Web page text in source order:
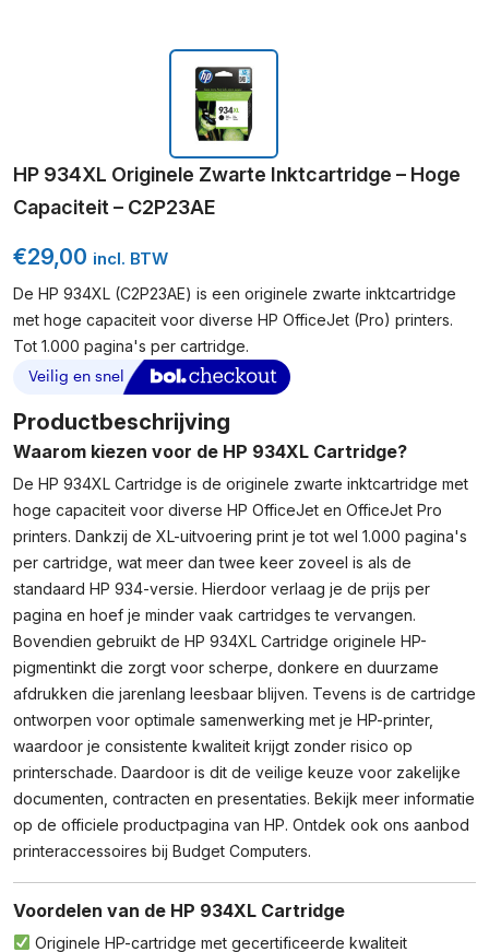
HP 934XL Originele Zwarte Inktcartridge – Hoge
Capaciteit – C2P23AE
€29,00 incl. BTW
De HP 934XL (C2P23AE) is een originele zwarte inktcartridge
met hoge capaciteit voor diverse HP OfficeJet (Pro) printers.
Tot 1.000 pagina's per cartridge.
Productbeschrijving
Waarom kiezen voor de HP 934XL Cartridge?
De HP 934XL Cartridge is de originele zwarte inktcartridge met
hoge capaciteit voor diverse HP OfficeJet en OfficeJet Pro
printers. Dankzij de XL-uitvoering print je tot wel 1.000 pagina's
per cartridge, wat meer dan twee keer zoveel is als de
standaard HP 934-versie. Hierdoor verlaag je de prijs per
pagina en hoef je minder vaak cartridges te vervangen.
Bovendien gebruikt de HP 934XL Cartridge originele HP-
pigmentinkt die zorgt voor scherpe, donkere en duurzame
afdrukken die jarenlang leesbaar blijven. Tevens is de cartridge
ontworpen voor optimale samenwerking met je HP-printer,
waardoor je consistente kwaliteit krijgt zonder risico op
printerschade. Daardoor is dit de veilige keuze voor zakelijke
documenten, contracten en presentaties. Bekijk meer informatie
op de officiele productpagina van HP. Ontdek ook ons aanbod
printeraccessoires bij Budget Computers.
Voordelen van de HP 934XL Cartridge
Originele HP-cartridge met gecertificeerde kwaliteit